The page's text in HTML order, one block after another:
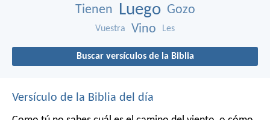
Tienen Luego Gozo
Vuestra Vino Les
Buscar versículos de la Biblia
Versículo de la Biblia del día